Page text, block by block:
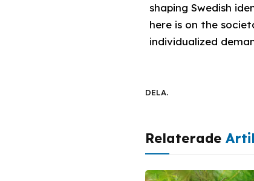
shaping Swedish
here is on the
individualized
DELA.
Relaterade